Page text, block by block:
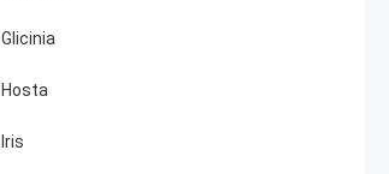
Glicinia
Hosta
Iris